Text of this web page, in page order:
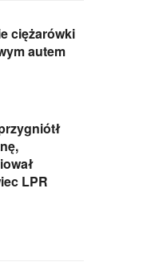
ciężarówki
autem
LPR